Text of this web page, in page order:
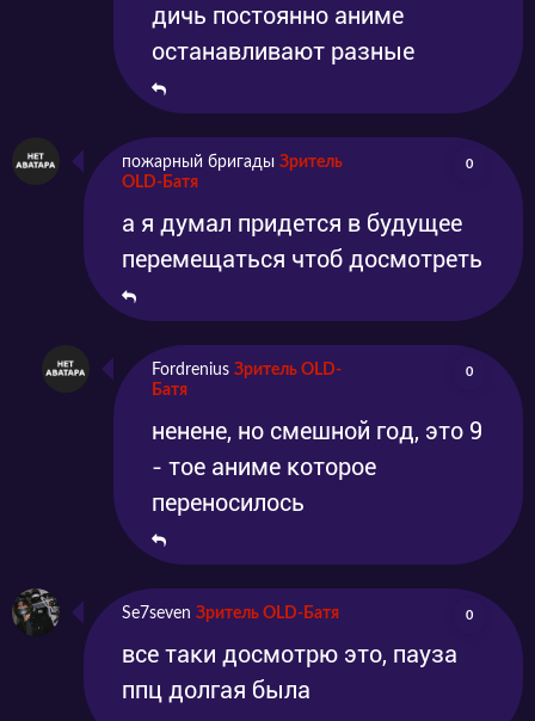
дичь постоянно аниме
останавливают разные
пожарный бригады Зритель
OLD-Батя
0
а я думал придется в будущее
перемещаться чтоб досмотреть
Fordrenius Зритель OLD-
Батя
0
ненене, но смешной год, это 9
- тое аниме которое
переносилось
Se7seven Зритель OLD-Батя 0
все таки досмотрю это, пауза
ппц долгая была